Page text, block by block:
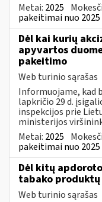
Metai: 2025
pakeitimai nuo 2025
Dėl kai kurių
apyvartos
pakeitimo
Web turinio sąrašas
Informuojame, kad
lapkričio 29 d.
inspekcijos prie
ministerijos
Metai: 2025
pakeitimai nuo 2025
Dėl kitų
tabako
Web turinio sąrašas